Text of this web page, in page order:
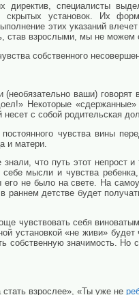
директив, специалисты
скрытых установок. Их
этих указаний
став взрослыми, мы не можем
собственного
ваши) говорят
Некоторые «сдержанные»
с собой родительская
чувства вины
и матери.
что путь этот непрост и
себе мысли и чувства
не было на свете. На
раннем детстве будет
чувствовать себя
установкой «не живи» будет
собственную значимость. Но
взрослее», «Ты уже не